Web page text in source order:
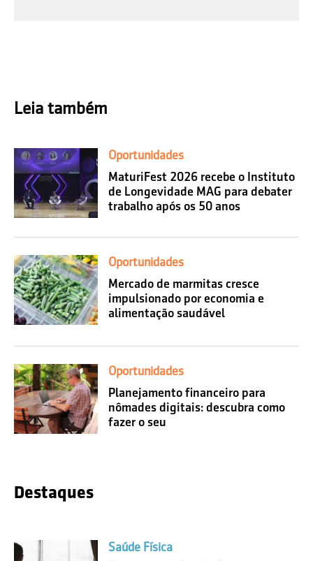
Leia também
Oportunidades
MaturiFest 2026 recebe o Instituto
de Longevidade MAG para debater
trabalho após os 50 anos
Oportunidades
Mercado de marmitas cresce
impulsionado por economia e
alimentação saudável
Oportunidades
Planejamento financeiro para
nômades digitais: descubra como
fazer o seu
Destaques
Saúde Física